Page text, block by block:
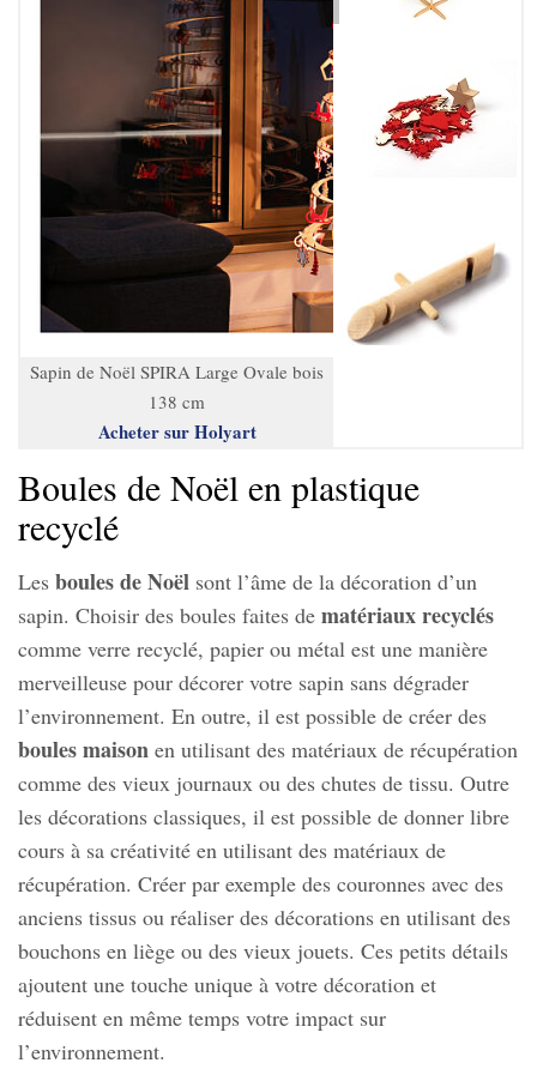
Sapin de Noël SPIRA Large Ovale bois
138 cm
Acheter sur Holyart
Boules de Noël en plastique
recyclé
Les boules de Noël sont l’âme de la décoration d’un
sapin. Choisir des boules faites de matériaux recyclés
comme verre recyclé, papier ou métal est une manière
merveilleuse pour décorer votre sapin sans dégrader
l’environnement. En outre, il est possible de créer des
boules maison en utilisant des matériaux de récupération
comme des vieux journaux ou des chutes de tissu. Outre
les décorations classiques, il est possible de donner libre
cours à sa créativité en utilisant des matériaux de
récupération. Créer par exemple des couronnes avec des
anciens tissus ou réaliser des décorations en utilisant des
bouchons en liège ou des vieux jouets. Ces petits détails
ajoutent une touche unique à votre décoration et
réduisent en même temps votre impact sur
l’environnement.